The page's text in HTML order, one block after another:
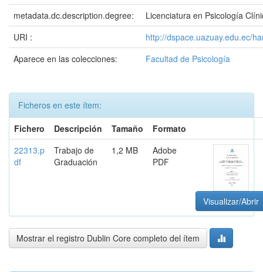
metadata.dc.description.degree:
Licenciatura en Psicología
URI :
http://dspace.uazuay.edu.ec/
Aparece en las colecciones:
Facultad de Psicología
Ficheros en este ítem:
Fichero
Descripción Tamaño
Formato
22313.p
df
Trabajo de
Graduación
1,2 MB
Adobe
PDF
Visualizar/Abrir
Mostrar el registro Dublin Core completo del ítem